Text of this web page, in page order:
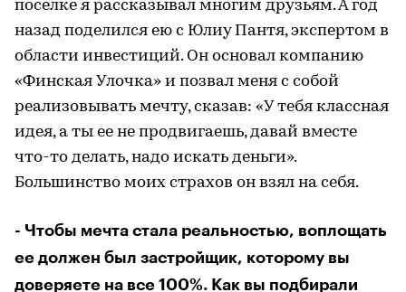
поселке я рассказывал многим друзьям. А год
назад поделился ею с Юлиу Пантя, экспертом в
области инвестиций. Он основал компанию
«Финская Улочка» и позвал меня с собой
реализовывать мечту, сказав: «У тебя классная
идея, а ты ее не продвигаешь, давай вместе
что-то делать, надо искать деньги».
Большинство моих страхов он взял на себя.
- Чтобы мечта стала реальностью, воплощать
ее должен был застройщик, которому вы
доверяете на все 100%. Как вы подбирали